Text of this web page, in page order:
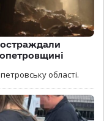
області.